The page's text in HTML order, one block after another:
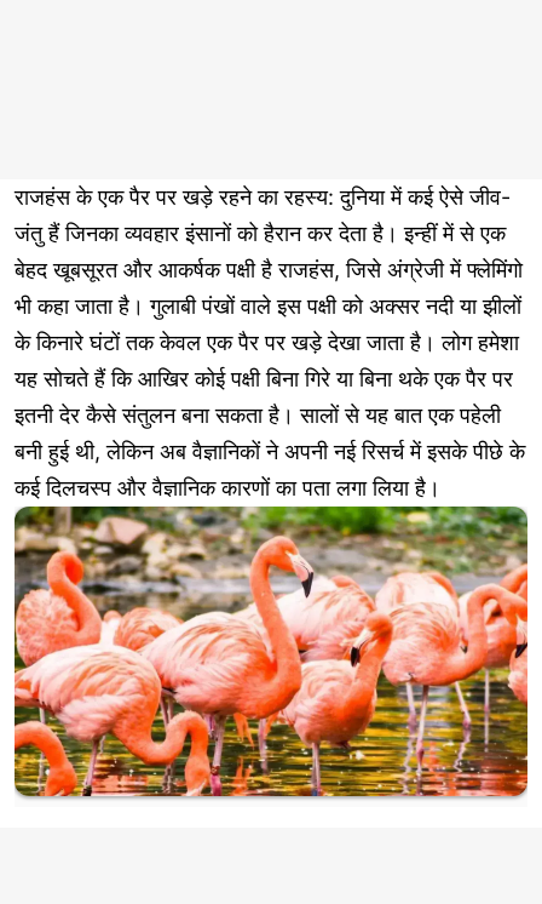
राजहंस के एक पैर पर खड़े रहने का रहस्य: दुनिया में कई ऐसे जीव-
जंतु हैं जिनका व्यवहार इंसानों को हैरान कर देता है। इन्हीं में से एक
बेहद खूबसूरत और आकर्षक पक्षी है राजहंस, जिसे अंग्रेजी में फ्लेमिंगो
भी कहा जाता है। गुलाबी पंखों वाले इस पक्षी को अक्सर नदी या झीलों
के किनारे घंटों तक केवल एक पैर पर खड़े देखा जाता है। लोग हमेशा
यह सोचते हैं कि आखिर कोई पक्षी बिना गिरे या बिना थके एक पैर पर
इतनी देर कैसे संतुलन बना सकता है। सालों से यह बात एक पहेली
बनी हुई थी, लेकिन अब वैज्ञानिकों ने अपनी नई रिसर्च में इसके पीछे के
कई दिलचस्प और वैज्ञानिक कारणों का पता लगा लिया है।